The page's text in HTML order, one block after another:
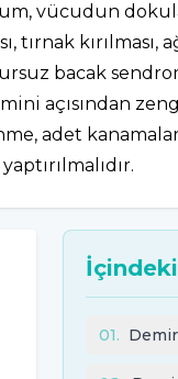
vücudun
kırılması,
bacak
açısından
adet
01.